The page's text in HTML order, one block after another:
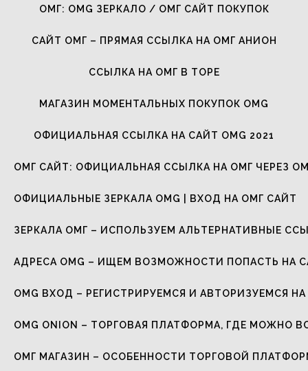
ОМГ: OMG ЗЕРКАЛО / ОМГ САЙТ ПОКУПОК
САЙТ ОМГ – ПРЯМАЯ ССЫЛКА НА ОМГ АНИОН
ССЫЛКА НА ОМГ В ТОРЕ
МАГАЗИН МОМЕНТАЛЬНЫХ ПОКУПОК OMG
ОФИЦИАЛЬНАЯ ССЫЛКА НА САЙТ OMG 2021
ОМГ САЙТ: ОФИЦИАЛЬНАЯ ССЫЛКА НА ОМГ ЧЕРЕЗ
ОФИЦИАЛЬНЫЕ ЗЕРКАЛА OMG | ВХОД НА ОМГ САЙТ
ЗЕРКАЛА ОМГ – ИСПОЛЬЗУЕМ АЛЬТЕРНАТИВНЫЕ
АДРЕСА OMG – ИЩЕМ ВОЗМОЖНОСТИ ПОПАСТЬ НА
OMG ВХОД – РЕГИСТРИРУЕМСЯ И АВТОРИЗУЕМСЯ
OMG ONION – ТОРГОВАЯ ПЛАТФОРМА, ГДЕ МОЖНО
ОМГ МАГАЗИН – ОСОБЕННОСТИ ТОРГОВОЙ